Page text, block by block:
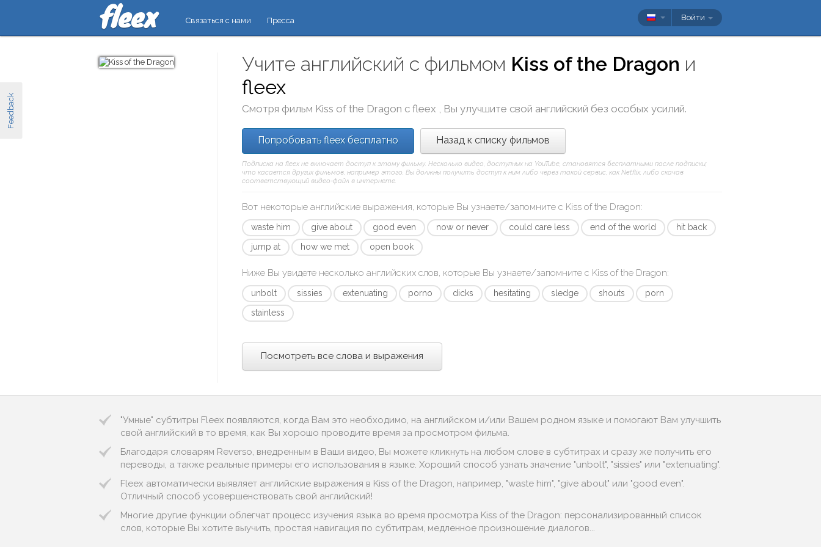
Feedback
Связаться с нами Пресса Войти
Учите английский с фильмом Kiss of the Dragon и
fleex
Смотря фильм Kiss of the Dragon сfleex , Вы улучшите свой английский без особых усилий.
Попробовать fleex бесплатно Назад к списку фильмов
Подписка на fleex не включает доступ к этому фильму. Несколько видео, доступных на YouTube, становятся бесплатными после подписки;
что касается других фильмов, например этого, Вы должны получить доступ к ним либо через такой сервис, как Netflix, либо скачав
соответствующий видео-файл в интернете.
Вот некоторые английские выражения, которые Вы узнаете/запомните с Kiss of the Dragon:
waste him give about good even now or never could care less end of the world
hit back
jump at
how we met open book
Ниже Вы увидете несколько английских слов, которые Вы узнаете/запомните с Kiss of the Dragon:
unbolt sissies extenuating porno dicks hesitating sledge shouts
porn
stainless
Посмотреть все слова и выражения
"Умные" субтитры Fleex появляются, когда Вам это необходимо, на английском и/или Вашем родном языке и помогают Вам улучшить
свой английский в то время, как Вы хорошо проводите время за просмотром фильма.
Благодаря словарям Reverso, внедренным в Ваши видео, Вы можете кликнуть на любом слове в субтитрах и сразу же получить его
переводы, а также реальные примеры его использования в языке. Хороший способ узнать значение "unbolt", "sissies" или "extenuating".
Fleex автоматически выявляет английские выражения в Kiss of the Dragon, например, "waste him", "give about" или "good even".
Отличный способ усовершенствовать свой английский!
Многие другие функции облегчат процесс изучения языка во время просмотра Kiss of the Dragon: персонализированный список
слов, которые Вы хотите выучить, простая навигация по субтитрам, медленное произношение диалогов...